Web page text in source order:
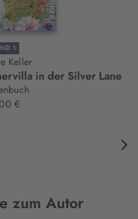
1
Keller
in der Silver Lane
€
zum Autor